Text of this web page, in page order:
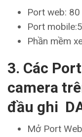
Port web: 80
Port
Phần mềm
3. Các
camera
đầu ghi
Mở Port